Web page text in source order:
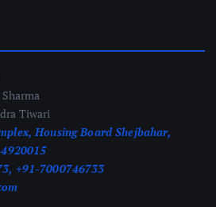
Tiwari
Housing Board Shejbahar,
+91-7000746733